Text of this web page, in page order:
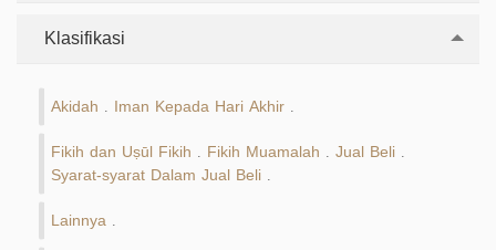
Klasifikasi
Akidah Iman Kepada Hari Akhir
Fikih dan Uṣūl Fikih Fikih Muamalah Jual Beli
Syarat-syarat Dalam Jual Beli
Lainnya